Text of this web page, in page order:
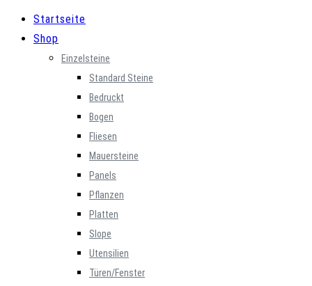
Startseite
Shop
Einzelsteine
Standard Steine
Bedruckt
Bogen
Fliesen
Mauersteine
Panels
Pflanzen
Platten
Slope
Utensilien
Türen/Fenster